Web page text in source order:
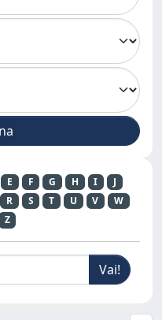
E F G H I
J
R S T U V
W
Z